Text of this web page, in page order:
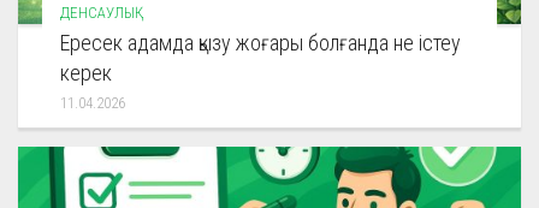
ДЕНСАУЛЫҚ
Ересек адамда қызу жоғары болғанда не істеу
керек
11.04.2026